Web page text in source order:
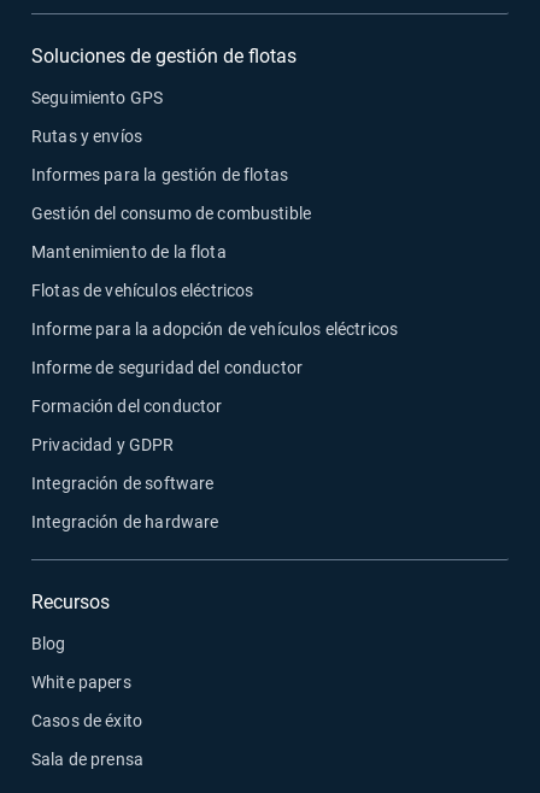
Soluciones de gestión de flotas
Seguimiento GPS
Rutas y envíos
Informes para la gestión de flotas
Gestión del consumo de combustible
Mantenimiento de la flota
Flotas de vehículos eléctricos
Informe para la adopción de vehículos eléctricos
Informe de seguridad del conductor
Formación del conductor
Privacidad y GDPR
Integración de software
Integración de hardware
Recursos
Blog
White papers
Casos de éxito
Sala de prensa